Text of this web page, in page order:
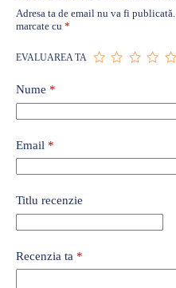
Adresa ta de email nu va fi publicată.
marcate cu *
EVALUAREA TA
Nume *
Email *
Titlu recenzie
Recenzia ta *